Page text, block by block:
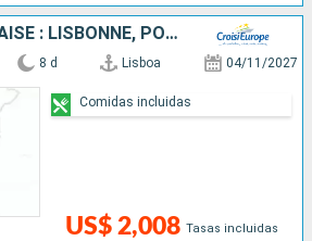
DOUCEUR PORTUGAISE : LISBONNE, PORTO & LA VALLÉE DU DOURO
8 d Lisboa 04/11/2027
US$ 2,008 Tasas incluidas
Comidas incluidas